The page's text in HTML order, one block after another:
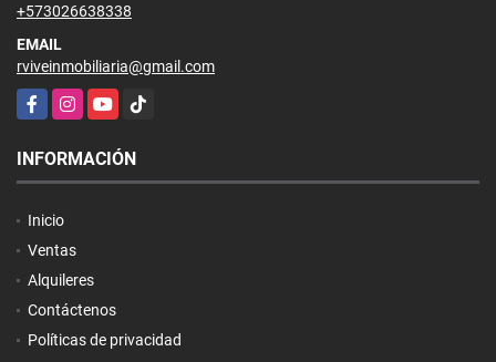
+573026638338
EMAIL
rviveinmobiliaria@gmail.com
FacebookInstagramYouTubeTikTok
INFORMACIÓN
Inicio
Ventas
Alquileres
Contáctenos
Políticas de privacidad